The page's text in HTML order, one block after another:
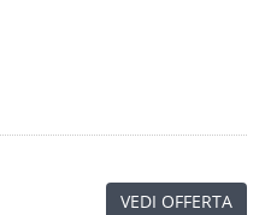
VEDI OFFERTA